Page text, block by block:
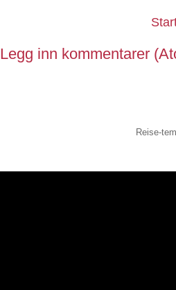
Legg inn kommentarer
Reise-